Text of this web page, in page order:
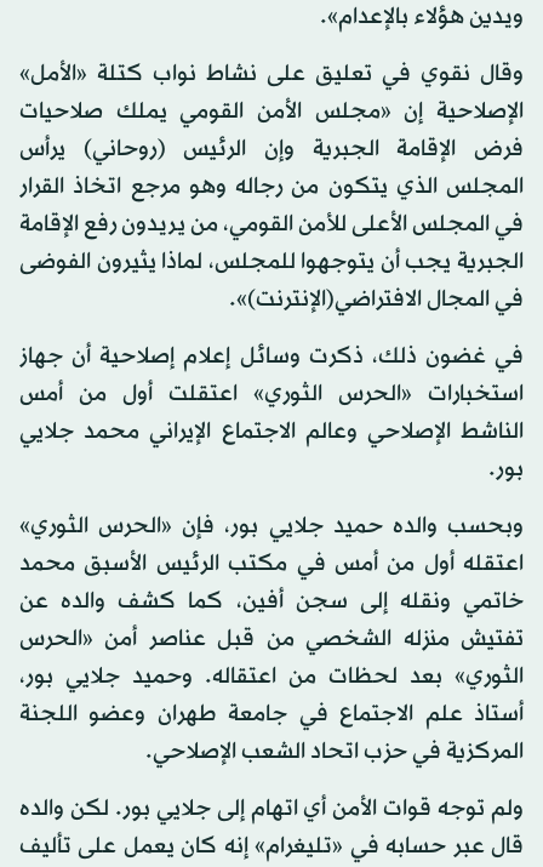
ويدين هؤلاء بالإعدام».
وقال نقوي في تعليق على نشاط نواب كتلة «الأمل»
الإصلاحية إن «مجلس الأمن القومي يملك صلاحيات
فرض الإقامة الجبرية وإن الرئيس (روحاني) يرأس
المجلس الذي يتكون من رجاله وهو مرجع اتخاذ القرار
في المجلس الأعلى للأمن القومي، من يريدون رفع الإقامة
الجبرية يجب أن يتوجهوا للمجلس، لماذا يثيرون الفوضى
في المجال الافتراضي(الإنترنت)».
في غضون ذلك، ذكرت وسائل إعلام إصلاحية أن جهاز
استخبارات «الحرس الثوري» اعتقلت أول من أمس
الناشط الإصلاحي وعالم الاجتماع الإيراني محمد جلايي
بور.
وبحسب والده حميد جلايي بور، فإن «الحرس الثوري»
اعتقله أول من أمس في مكتب الرئيس الأسبق محمد
خاتمي ونقله إلى سجن أفين، كما كشف والده عن
تفتيش منزله الشخصي من قبل عناصر أمن «الحرس
الثوري» بعد لحظات من اعتقاله. وحميد جلايي بور،
أستاذ علم الاجتماع في جامعة طهران وعضو اللجنة
المركزية في حزب اتحاد الشعب الإصلاحي.
ولم توجه قوات الأمن أي اتهام إلى جلايي بور. لكن والده
قال عبر حسابه في «تليغرام» إنه كان يعمل على تأليف